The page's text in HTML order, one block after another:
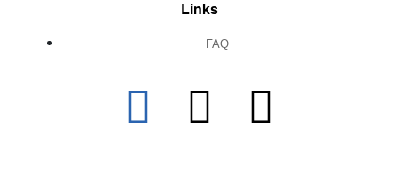
Links
FAQ